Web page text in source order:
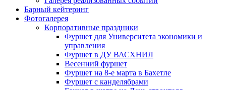
Барный кейтеринг
Фотогалерея
Корпоративные праздники
Фуршет для Университета экономики и
управления
Фуршет в ДУ ВАСХНИЛ
Весенний фуршет
Фуршет на 8-е марта в Бахетле
Фуршет с канделябрами